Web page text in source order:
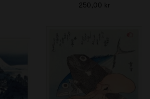
250,00 kr